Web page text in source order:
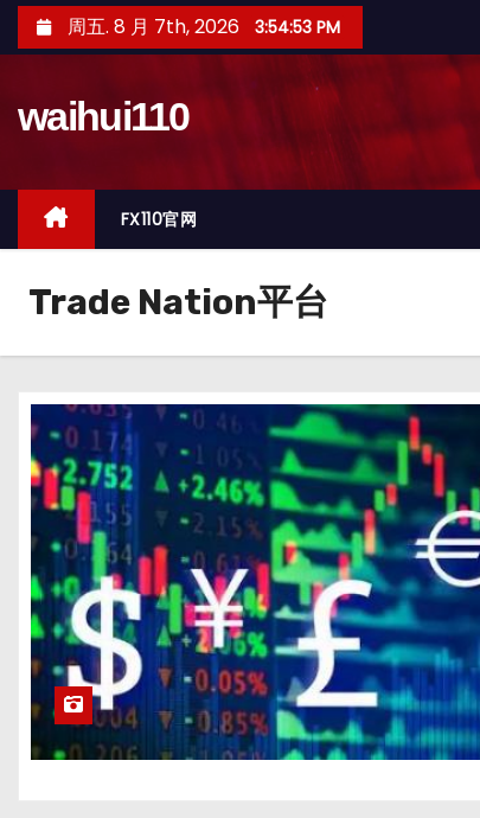
至
周五. 8 月 7th, 2026 3:54:54 PM
waihui110
FX110官网
Trade Nation平台